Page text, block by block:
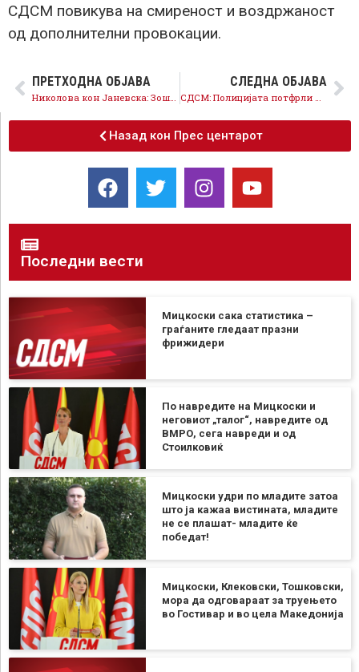
СДСМ повикува на смиреност и воздржаност
од дополнителни провокации.
ПРЕТХОДНА ОБЈАВА
Николова кон Јаневска: Зошто го намаливте бројот на стипендиите за студентите од општествени науки
СЛЕДНА ОБЈАВА
СДСМ: Полицијата потфрли во превенција на скандалозните настани, Тошковски се уште никаде го нема
Назад кон Прес центарот
Последни вести
Мицкоски сака статистика –
граѓаните гледаат празни
фрижидери
По навредите на Мицкоски и
неговиот „талог“, навредите од
ВМРО, сега навреди и од
Стоилковиќ
Мицкоски удри по младите затоа
што ја кажаа вистината, младите
не се плашат- младите ќе
победат!
Мицкоски, Клековски, Тошковски,
мора да одговараат за труењето
во Гостивар и во цела Македонија